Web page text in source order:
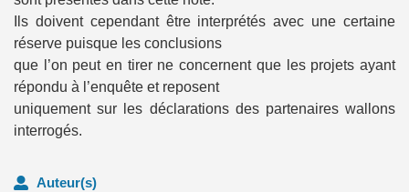
Ils doivent cependant être interprétés avec une certaine
réserve puisque les conclusions
que l’on peut en tirer ne concernent que les projets ayant
répondu à l’enquête et reposent
uniquement sur les déclarations des partenaires wallons
interrogés.
Auteur(s)